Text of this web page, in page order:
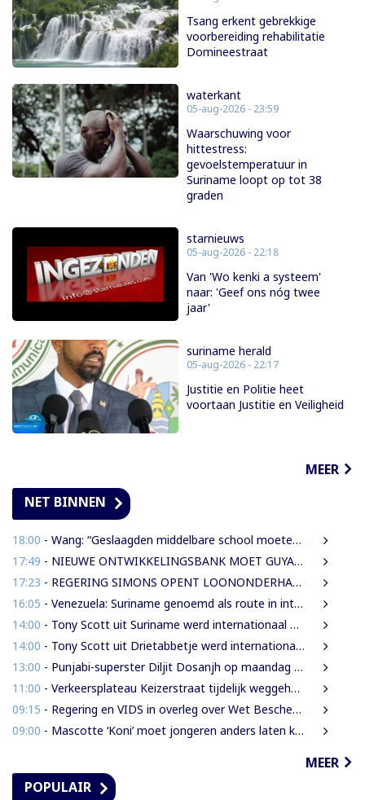
Tsang erkent gebrekkige
voorbereiding rehabilitatie
Domineestraat
waterkant
05-aug-2026 - 23:59
Waarschuwing voor
hittestress:
gevoelstemperatuur in
Suriname loopt op tot 38
graden
starnieuws
05-aug-2026 - 22:18
Van 'Wo kenki a systeem'
naar: 'Geef ons nóg twee
jaar'
suriname herald
05-aug-2026 - 22:17
Justitie en Politie heet
voortaan Justitie en Veiligheid
MEER
NET BINNEN
18:00 - Wang: “Geslaagden middelbare school moeten 450 SRD betalen om diploma te ontvangen”
17:49 - NIEUWE ONTWIKKELINGSBANK MOET GUYANESE BEDRIJVEN KLAARSTOMEN OM BUITENLANDSE BEDRIJVEN TE VERVANGEN
17:23 - REGERING SIMONS OPENT LOONONDERHANDELINGEN MET OVERHEIDSVAKBONDEN NA LICHTE FINANCIËLE ADEMRUIMTE
16:05 - Venezuela: Suriname genoemd als route in internationale cocaïnesmokkel naar Europa
14:00 - Tony Scott uit Suriname werd internationaal bekend door zijn hiphouse muziek
14:00 - Tony Scott uit Drietabbetje werd internationaal bekend door zijn hiphouse muziek
13:00 - Punjabi-superster Diljit Dosanjh op maandag 7 september in Ziggo Dome
11:00 - Verkeersplateau Keizerstraat tijdelijk weggehaald vanwege chaos rond Domineestraat
09:15 - Regering en VIDS in overleg over Wet Bescherming Woon- en Leefgebieden
09:00 - Mascotte ‘Koni’ moet jongeren anders laten kijken naar Surinaamse houtsector
MEER
POPULAIR